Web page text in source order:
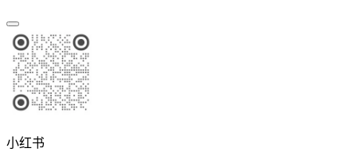
小红书